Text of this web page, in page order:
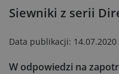
Siewniki z serii
Data publikacji: 14.07.2020
W odpowiedzi na